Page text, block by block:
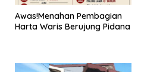
Awas!Menahan Pembagian
Harta Waris Berujung Pidana